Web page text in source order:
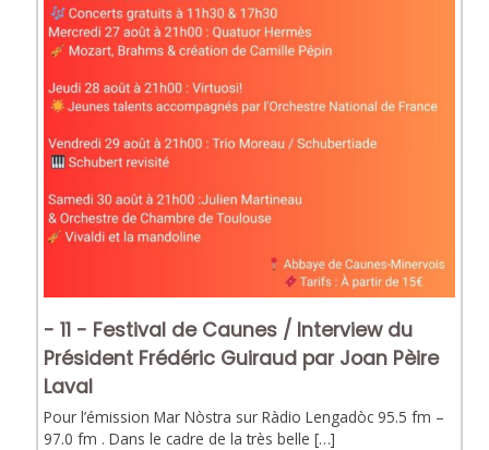
- 11 - Festival de Caunes / Interview du
Président Frédéric Guiraud par Joan Pèire
Laval
Pour l’émission Mar Nòstra sur Ràdio Lengadòc 95.5 fm –
97.0 fm . Dans le cadre de la très belle […]